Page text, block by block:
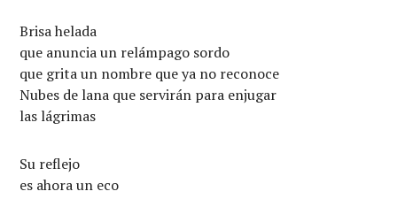
Brisa helada
que anuncia un relámpago sordo
que grita un nombre que ya no reconoce
Nubes de lana que servirán para enjugar
las lágrimas
Su reflejo
es ahora un eco